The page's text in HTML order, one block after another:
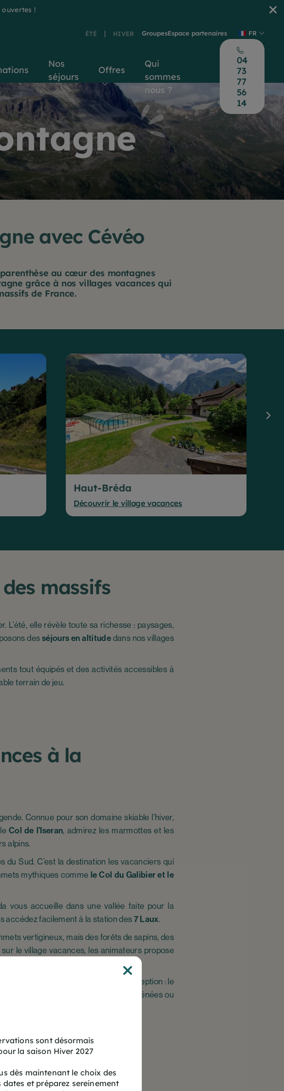
sont désormais
la saison Hiver 2027
dès maintenant le choix des
dates et préparez sereinement
!
ÉTÉ HIVER GroupesEspace partenaires FR
Nos
séjours
Offres
Qui
sommes
nous ?
04
73
77
56
14
avec Cévéo
au cœur des montagnes
grâce à nos villages vacances qui
de France.
Haut-Bréda
Découvrir le village vacances
massifs
L’été, elle révèle toute sa richesse : paysages,
desséjours en altitude dans nos villages
tout équipés et des activités accessibles à
terrain de jeu.
à la
Connue pour son domaine skiable l’hiver,
Col de l’Iseran, admirez les marmottes et les
alpins.
du Sud. C’est la destination les vacanciers qui
mythiques comme le Col du Galibier et le
vous accueille dans une vallée faite pour la
accédez facilement à la station des7 Laux.
vertigineux, mais des forêts de sapins, des
le village vacances, les animateurs propose
ouvre les portes d’un territoire d’exception : le
partez à la découverte des Pyrénées ou